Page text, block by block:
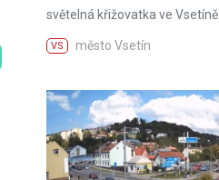
světelná křižovatka ve Vsetíně
VS město Vsetín